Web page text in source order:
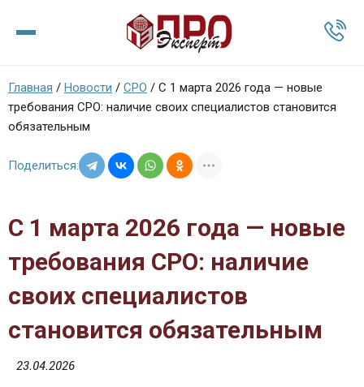
Главная / Новости / СРО / С 1 марта 2026 года — новые
требования СРО: наличие своих специалистов становится
обязательным
Поделиться:
С 1 марта 2026 года — новые
требования СРО: наличие
своих специалистов
становится обязательным
23.04.2026